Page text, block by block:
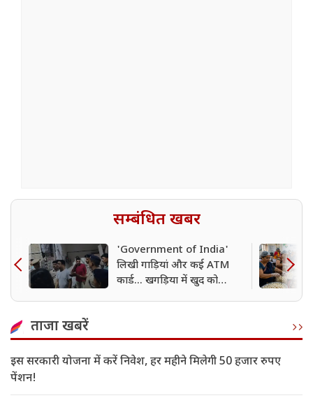
सम्बंधित खबर
'Government of India'
लिखी गाड़ियां और कई ATM
कार्ड... खगड़िया में खुद को
ताजा खबरें
इस सरकारी योजना में करें निवेश, हर महीने मिलेगी 50 हजार रुपए
पेंशन!